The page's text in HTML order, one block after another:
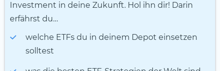
Investment in deine Zukunft. Hol ihn dir! Darin
erfährst du…
welche ETFs du in deinem Depot einsetzen
solltest